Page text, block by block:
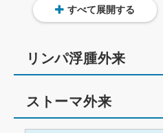
すべて展開する
リンパ浮腫外来
ストーマ外来